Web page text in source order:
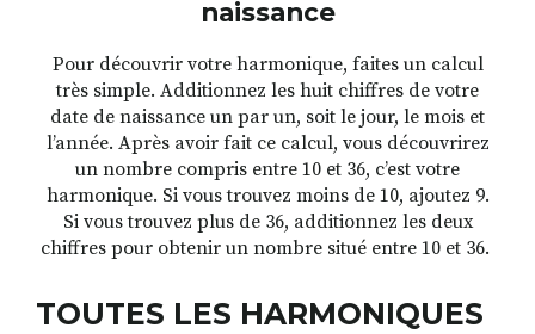
naissance
Pour découvrir votre harmonique, faites un calcul
très simple. Additionnez les huit chiffres de votre
date de naissance un par un, soit le jour, le mois et
l’année. Après avoir fait ce calcul, vous découvrirez
un nombre compris entre 10 et 36, c’est votre
harmonique. Si vous trouvez moins de 10, ajoutez 9.
Si vous trouvez plus de 36, additionnez les deux
chiffres pour obtenir un nombre situé entre 10 et 36.
TOUTES LES HARMONIQUES